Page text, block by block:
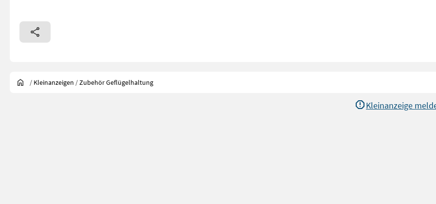
/ Kleinanzeigen /Zubehör Geflügelhaltung
Kleinanzeige